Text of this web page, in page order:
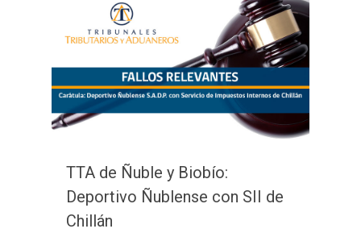
TTA de Ñuble y Biobío:
Deportivo Ñublense con SII de
Chillán